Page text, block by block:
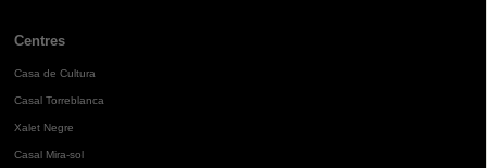
Centres
Casa de Cultura
Casal Torreblanca
Xalet Negre
Casal Mira-sol